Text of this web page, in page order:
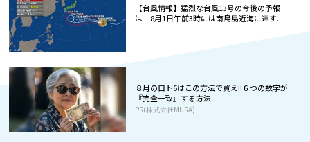
【台風情報】猛烈な台風13号の今後の予報
は 8月1日午前3時には南鳥島近海に達す...
８月のロト6はこの方法で買え!!６つの数字が
『完全一致』する方法
PR(株式会社MURA)